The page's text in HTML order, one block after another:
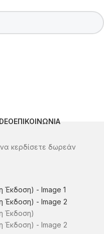
ΕΠΙΚΟΙΝΩΝΙΑ
να κερδίσετε δωρεάν